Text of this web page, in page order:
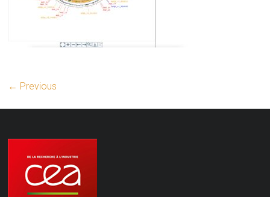
← Previous